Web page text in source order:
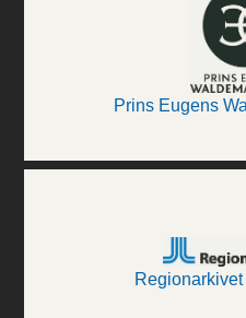
Prins Eugens